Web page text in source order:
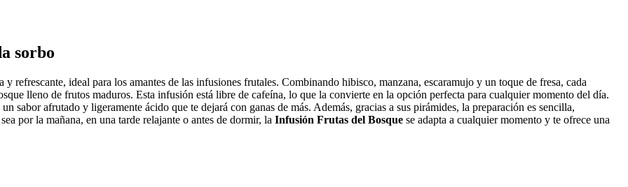
sorbo
y refrescante, ideal para los amantes de las infusiones frutales. Combinando hibisco, manzana, escaramujo y un toque de fresa, cada
lleno de frutos maduros. Esta infusión está libre de cafeína, lo que la convierte en la opción perfecta para cualquier momento del día.
sabor afrutado y ligeramente ácido que te dejará con ganas de más. Además, gracias a sus pirámides, la preparación es sencilla,
por la mañana, en una tarde relajante o antes de dormir, la Infusión Frutas del Bosque se adapta a cualquier momento y te ofrece una